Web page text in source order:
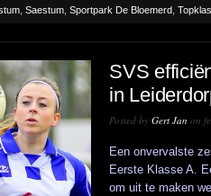
Saestum Sportpark De Bloemerd
SVS
in
Posted by Gert Jan on
Een onvervalste
Eerste Klasse A.
om uit te maken